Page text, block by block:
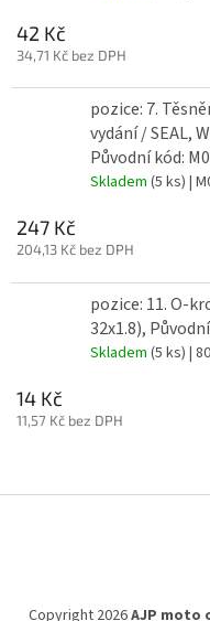
42 Kč
34,71 Kč bez DPH
pozice: 7.
vydání / SEAL,
Původní kód:
Skladem (5 ks) |
247 Kč
204,13 Kč bez DPH
pozice: 11. O-
32x1.8),
Skladem (5 ks) |
14 Kč
11,57 Kč bez DPH
Copyright 2026AJP moto